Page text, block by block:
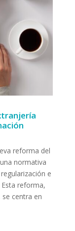
reforma del
normativa
e
reforma,
centra en